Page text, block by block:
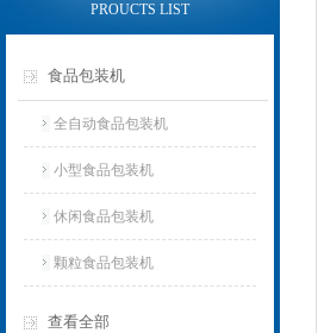
PROUCTS LIST
食品包装机
全自动食品包装机
小型食品包装机
休闲食品包装机
颗粒食品包装机
查看全部